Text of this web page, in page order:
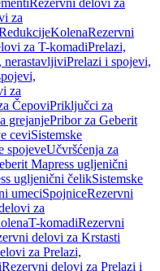
Rezervni delovi za
za
KolenaRezervni
za T-komadiPrelazi,
nerastavljiviPrelazi i spojevi,
za
ČepoviPriključci za
grejanjePribor za Geberit
ceviSistemske
spojeveUčvršćenja za
Mapress ugljenični
ugljenični čelikSistemske
umeciSpojniceRezervni
za
T-komadiRezervni
delovi za Krstasti
za Prelazi,
Rezervni delovi za Prelazi i